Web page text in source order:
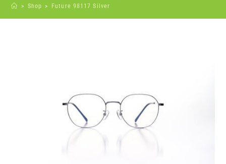
> Shop > Future 98117 Silver